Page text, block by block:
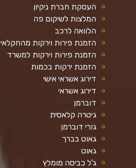
העסקת חברת ניקיון
המלצות לשיקום פה
הלוואה לרכב
הזמנת פירות וירקות מהחקלאי
הזמנת פירות וירקות למשרד
הזמנת ירקות בכמות
דירוג אשראי אישי
דירוג אשראי
דוברמן
גיטרה קלאסית
גורי דוברמן
גאוט בברך
גאוט
ג'ל כביסה מומלץ